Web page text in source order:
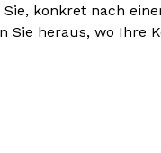
konkret nach
Sie heraus, wo Ihre